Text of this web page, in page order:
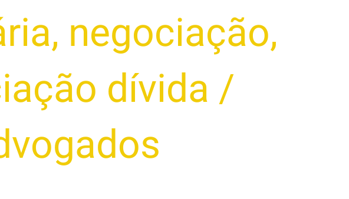
, negociação,
dívida /